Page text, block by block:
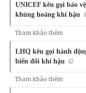
UNICEF kêu gọi bảo
khủng hoảng khí hậu
Tham khảo thêm
LHQ kêu gọi hành
biến đổi khí hậu
Tham khảo thêm